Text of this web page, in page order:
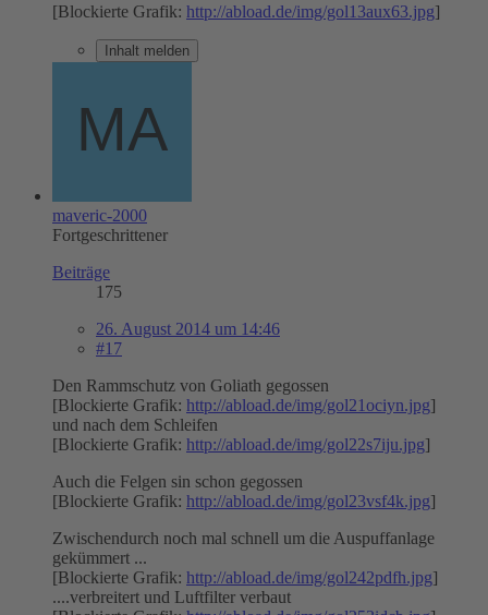
[Blockierte Grafik: http://abload.de/img/gol13aux63.jpg]
Inhalt melden
maveric-2000
Fortgeschrittener
Beiträge
175
26. August 2014 um 14:46
#17
Den Rammschutz von Goliath gegossen
[Blockierte Grafik: http://abload.de/img/gol21ociyn.jpg]
und nach dem Schleifen
[Blockierte Grafik: http://abload.de/img/gol22s7iju.jpg]
Auch die Felgen sin schon gegossen
[Blockierte Grafik: http://abload.de/img/gol23vsf4k.jpg]
Zwischendurch noch mal schnell um die Auspuffanlage
gekümmert ...
[Blockierte Grafik: http://abload.de/img/gol242pdfh.jpg]
....verbreitert und Luftfilter verbaut